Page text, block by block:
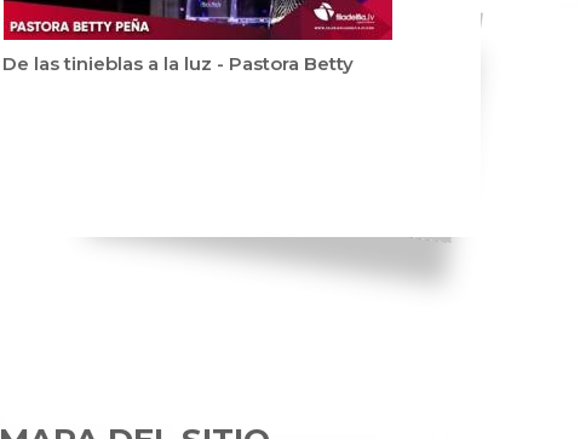
De las tinieblas a la luz - Pastora Betty